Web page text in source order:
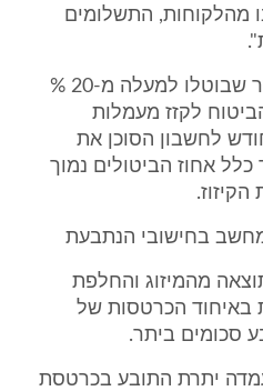
מהלקוחות, התשלומים
במידה ובתום השנה מתברר שבוטלו למעלה מ-20 %
לקזז מעמלות
לחשבון הסוכן את
אחוז הביטולים נמוך
שבשנת 2003 כתוצאה מהמיזוג והחלפת
באיחוד הכרטסות של
סכומים ביתר.
שב-12.4.2003 ,עמדה יתרת התובע בכרטסת